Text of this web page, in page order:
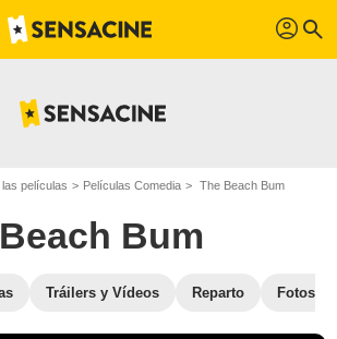
profil search
películas Películas Comedia The Beach Bum
Bum
Tráilers y Vídeos Reparto Fotos